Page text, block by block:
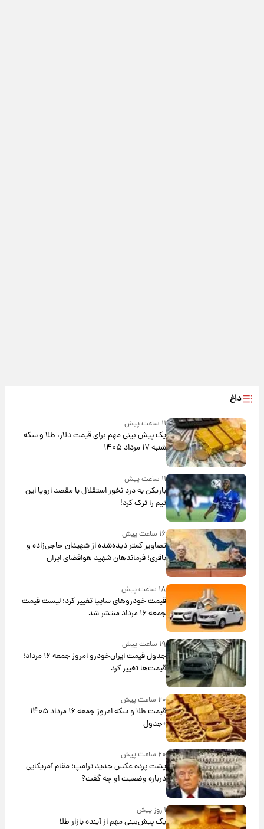
داغ
۱۱ ساعت پیش
یک پیش ‌بینی مهم برای قیمت دلار، طلا و سکه
شنبه ۱۷ مرداد ۱۴۰۵
۱۱ ساعت پیش
بازیکن به درد نخور استقلال با مقصد اروپا این
تیم را ترک کرد!
۱۶ ساعت پیش
تصاویر کمتر دیده‌شده از شهیدان حاجی‌زاده و
باقری؛ فرماندهان شهید هوافضای ایران
۱۸ ساعت پیش
قیمت خودروهای سایپا تغییر کرد؛ لیست قیمت
جمعه ۱۶ مرداد منتشر شد
۱۹ ساعت پیش
جدول قیمت ایران‌خودرو امروز جمعه ۱۶ مرداد؛
قیمت‌ها تغییر کرد
۲۰ ساعت پیش
قیمت طلا و سکه امروز جمعه ۱۶ مرداد ۱۴۰۵
+جدول
۲۰ ساعت پیش
پشت پرده عکس جدید ترامپ؛ مقام آمریکایی
درباره وضعیت او چه گفت؟
۱ روز پیش
یک پیش‌بینی مهم از آینده بازار طلا